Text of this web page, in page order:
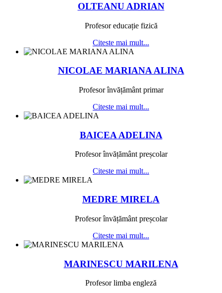
OLTEANU ADRIAN
Profesor educație fizică
Citeste mai mult...
NICOLAE MARIANA ALINA
Profesor învățământ primar
Citeste mai mult...
BAICEA ADELINA
Profesor învățământ preșcolar
Citeste mai mult...
MEDRE MIRELA
Profesor învățământ preșcolar
Citeste mai mult...
MARINESCU MARILENA
Profesor limba engleză